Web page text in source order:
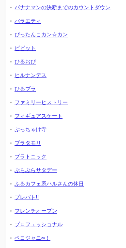
バナナマンの決断までのカウントダウン
バラエティ
ぴったんこカン☆カン
ビビット
ひるおび
ヒルナンデス
ひるブラ
ファミリーヒストリー
フィギュアスケート
ぶっちゃけ寺
ブラタモリ
プラトニック
ぶらぶらサタデー
ふるカフェ系ハルさんの休日
プレバト!!
フレンチオープン
プロフェッショナル
ペコジャニ∞！